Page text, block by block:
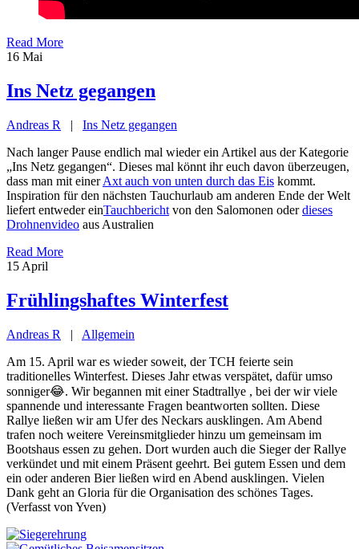
Read More
16 Mai
Ins Netz gegangen
Andreas R | Ins Netz gegangen
Nach langer Pause endlich mal wieder ein Artikel aus der Kategorie
„Ins Netz gegangen“. Dieses mal könnt ihr euch davon überzeugen,
dass man mit einerAxt auch von unten durch das Eis kommt.
Inspiration für den nächsten Tauchurlaub am anderen Ende der Welt
liefert entweder einTauchbericht von den Salomonen oderdieses
Drohnenvideo aus Australien
Read More
15 April
Frühlingshaftes Winterfest
Andreas R | Allgemein
Am 15. April war es wieder soweit, der TCH feierte sein
traditionelles Winterfest. Dieses Jahr etwas verspätet, dafür umso
sonniger😂. Wir begannen mit einer Stadtrallye , bei der wir viele
spannende und interessante Fragen beantworten sollten. Diese
Rallye ließen wir am Ufer des Neckars ausklingen. Am Abend
trafen noch weitere Vereinsmitglieder hinzu um gemeinsam im
Bootshaus essen zu gehen. Dort wurden auch die Sieger der Rallye
verkündet und mit einem Präsent geehrt. Bei gutem Essen und dem
ein oder anderen Bier ließen wird en Abend ausklingen. Vielen
Dank geht an Gloria für die Organisation des schönes Tages.
(Verfasst von Yven)